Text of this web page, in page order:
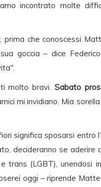
incontrato molte
che conoscessi
goccia – dice
molto bravi. Sabato
mi invidiano. Mia
significa sposarsi entro
decideranno se aderire
trans (LGBT), unendosi
oggi – riprende